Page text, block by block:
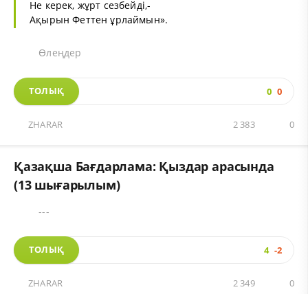
He керек, жұрт сезбейді,-
Ақырын Феттен ұрлаймын».
Өлеңдер
ТОЛЫҚ 0 0
ZHARAR 0
2 383
Қазақша Бағдарлама: Қыздар арасында
(13 шығарылым)
---
ТОЛЫҚ 4 -2
ZHARAR 0
2 349